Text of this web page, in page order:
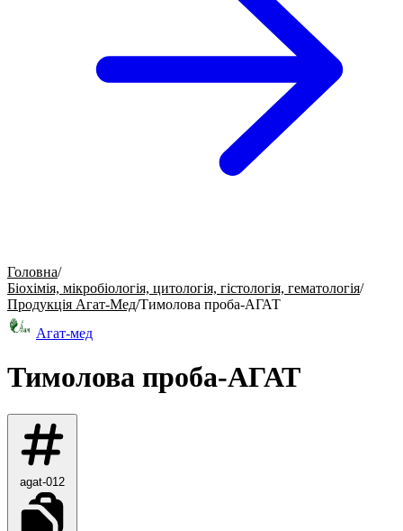
Головна/
Біохімія, мікробіологія, цитологія, гістологія, гематологія/
Продукція Агат-Мед/Тимолова проба-АГАТ
Агат-мед
Тимолова проба-АГАТ
agat-012